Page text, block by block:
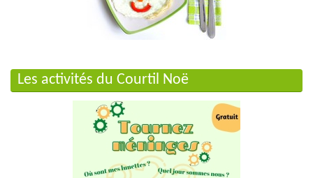
Les activités du Courtil Noë